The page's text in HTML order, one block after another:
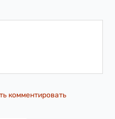
комментировать